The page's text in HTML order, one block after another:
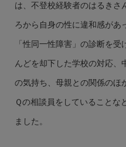
は、不登校経験者のはるきさ
ろから自身の性に違和感があ
「性同一性障害」の診断を
んどを却下した学校の対応、
の気持ち、母親との関係のほ
Ｑの相談員をしていることな
ました。